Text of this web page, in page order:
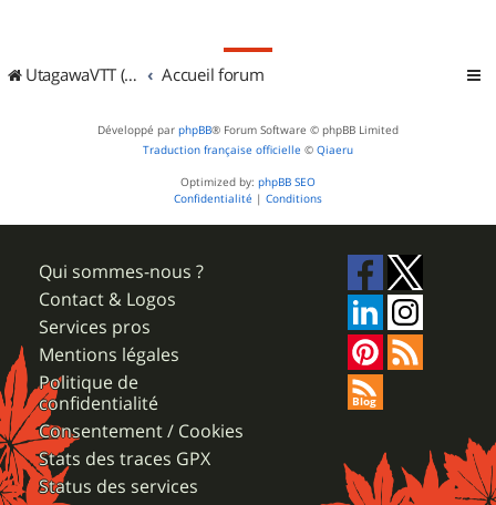
UtagawaVTT (Randos VTT et VTTAE avec traces GPS) Accueil forum
Développé par phpBB® Forum Software © phpBB Limited
Traduction française officielle © Qiaeru
Optimized by: phpBB SEO
Confidentialité | Conditions
Qui sommes-nous ?
Contact & Logos
Services pros
Mentions légales
Politique de
confidentialité
Consentement / Cookies
Stats des traces GPX
Status des services